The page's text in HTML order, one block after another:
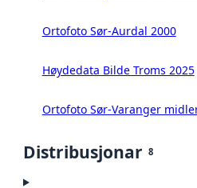
Ortofoto Sør-Aurdal 2000
Høydedata Bilde Troms 2025
Ortofoto Sør-Varanger
Distribusjonar 8